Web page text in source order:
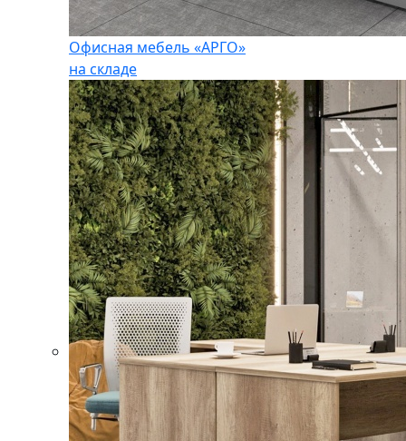
Офисная мебель «АРГО»
на складе